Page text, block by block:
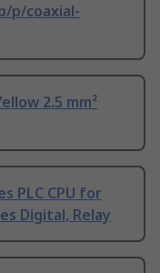
p/coaxial-
2.5 mm²
PLC CPU for
Digital, Relay